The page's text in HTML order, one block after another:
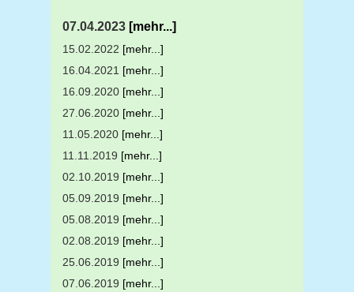
07.04.2023 [mehr...]
15.02.2022 [mehr...]
16.04.2021 [mehr...]
16.09.2020 [mehr...]
27.06.2020 [mehr...]
11.05.2020 [mehr...]
11.11.2019 [mehr...]
02.10.2019 [mehr...]
05.09.2019 [mehr...]
05.08.2019 [mehr...]
02.08.2019 [mehr...]
25.06.2019 [mehr...]
07.06.2019 [mehr...]